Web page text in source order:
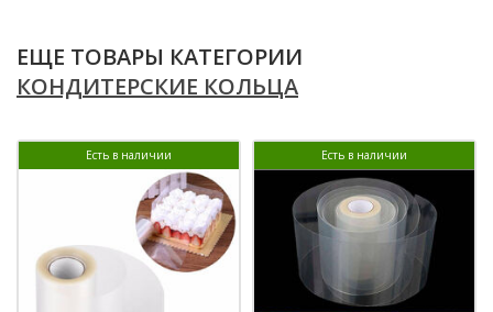
ЕЩЕ ТОВАРЫ КАТЕГОРИИ
КОНДИТЕРСКИЕ КОЛЬЦА
Есть в наличии Есть в наличии